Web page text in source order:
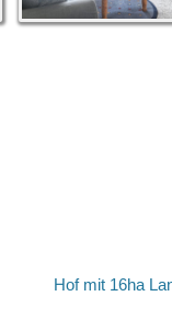
NächsterHof mit 16ha